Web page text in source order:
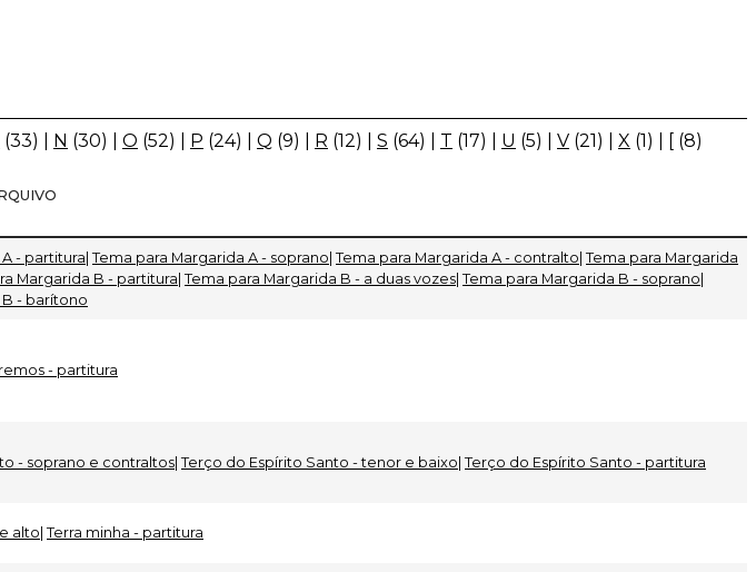
(33) N (30) O (52) P (24) Q (9) R (12) S (64) T (17) U (5) V (21) X (1) [ (8)
- partitura| Tema para Margarida A - soprano| Tema para Margarida A - contralto| Tema para Margarida
Margarida B - partitura| Tema para Margarida B - a duas vozes| Tema para Margarida B - soprano|
B - barítono
- partitura
- soprano e contraltos| Terço do Espírito Santo - tenor e baixo| Terço do Espírito Santo - partitura
alto| Terra minha - partitura